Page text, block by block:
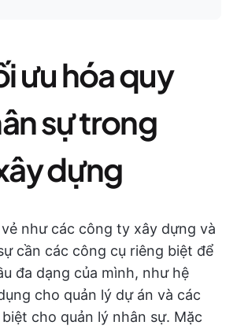
ưu hóa quy
sự trong
dựng
như các công ty xây dựng và
cần các công cụ riêng biệt để
đa dạng của mình, như hệ
cho quản lý dự án và các
cho quản lý nhân sự. Mặc